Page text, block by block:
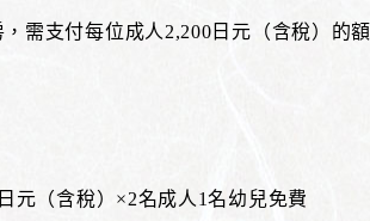
需支付每位成人2,200日元（含稅）的
元（含稅）×2名成人1名幼兒免費